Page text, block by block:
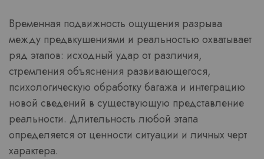
Временная подвижность ощущения разрыва
между предвкушениями и реальностью охватывает
ряд этапов: исходный удар от различия,
стремления объяснения развивающегося,
психологическую обработку багажа и интеграцию
новой сведений в существующую представление
реальности. Длительность любой этапа
определяется от ценности ситуации и личных черт
характера.